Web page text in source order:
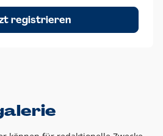
ein Schutzraum von jeweils einer
AKN in alle Richtungen
registrieren